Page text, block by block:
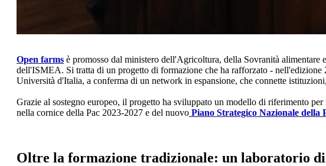
Open farms è promosso dal ministero dell'Agricoltura, della Sovranità
dell'ISMEA. Si tratta di un progetto di formazione che ha rafforzato -
Università d'Italia, a conferma di un network in espansione, che connette
Grazie al sostegno europeo, il progetto ha sviluppato un modello di riferimento
nella cornice della Pac 2023-2027 e del nuovo Piano Strategico Nazionale della
Oltre la formazione tradizionale: un laboratorio di